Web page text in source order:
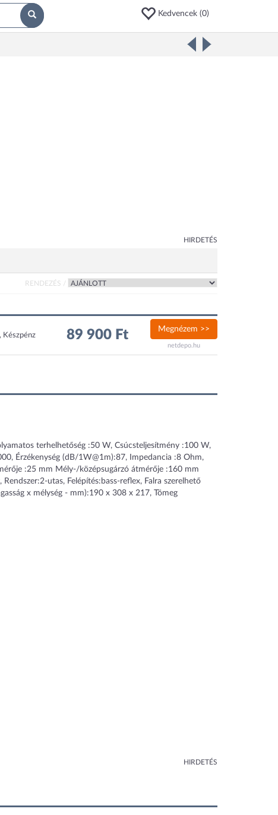
Kedvencek (0)
HIRDETÉS
RENDEZÉS /
Készpénz
89 900 Ft Megnézem >>
netdepo.hu
terhelhetőség :50 W, Csúcsteljesítmény :100 W,
Érzékenység (dB/1W@1m):87, Impedancia :8 Ohm,
:25 mm Mély-/középsugárzó átmérője :160 mm
utas, Felépítés:bass-reflex, Falra szerelhető
x mélység - mm):190 x 308 x 217, Tömeg
HIRDETÉS